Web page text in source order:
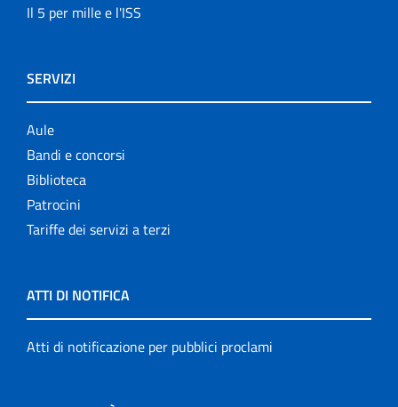
Il 5 per mille e l'ISS
SERVIZI
Aule
Bandi e concorsi
Biblioteca
Patrocini
Tariffe dei servizi a terzi
ATTI DI NOTIFICA
Atti di notificazione per pubblici proclami